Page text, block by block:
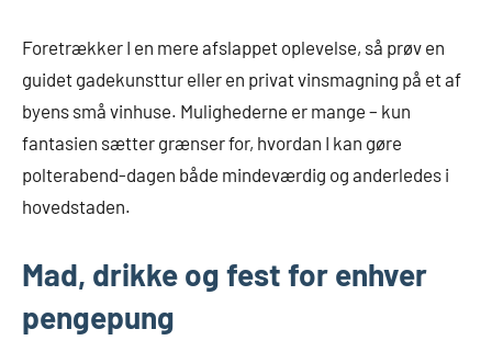
Foretrækker I en mere afslappet oplevelse, så prøv en
guidet gadekunsttur eller en privat vinsmagning på et af
byens små vinhuse. Mulighederne er mange – kun
fantasien sætter grænser for, hvordan I kan gøre
polterabend-dagen både mindeværdig og anderledes i
hovedstaden.
Mad, drikke og fest for enhver
pengepung